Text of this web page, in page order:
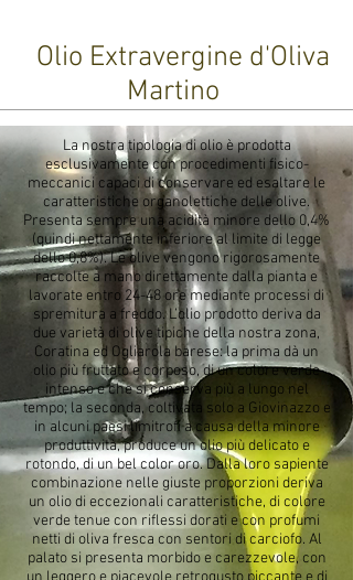
Olio Extravergine d'Oliva
Martino
La nostra tipologia di olio è prodotta
esclusivamente con procedimenti fisico-
meccanici capaci di conservare ed esaltare le
caratteristiche organolettiche delle olive.
Presenta sempre una acidità minore dello 0,4%
(quindi nettamente inferiore al limite di legge
dello 0,8%). Le olive vengono rigorosamente
raccolte a mano direttamente dalla pianta e
lavorate entro 24-48 ore mediante processi di
spremitura a freddo. L’olio prodotto deriva da
due varietà di olive tipiche della nostra zona,
Coratina ed Ogliarola barese: la prima dà un
olio più fruttato e corposo, di un colore verde
intenso e che si conserva più a lungo nel
tempo; la seconda, coltivata solo a Giovinazzo e
in alcuni paesi limitrofi a causa della minore
produttività, produce un olio più delicato e
rotondo, di un bel color oro. Dalla loro sapiente
combinazione nelle giuste proporzioni deriva
un olio di eccezionali caratteristiche, di colore
verde tenue con riflessi dorati e con profumi
netti di oliva fresca con sentori di carciofo. Al
palato si presenta morbido e carezzevole, con